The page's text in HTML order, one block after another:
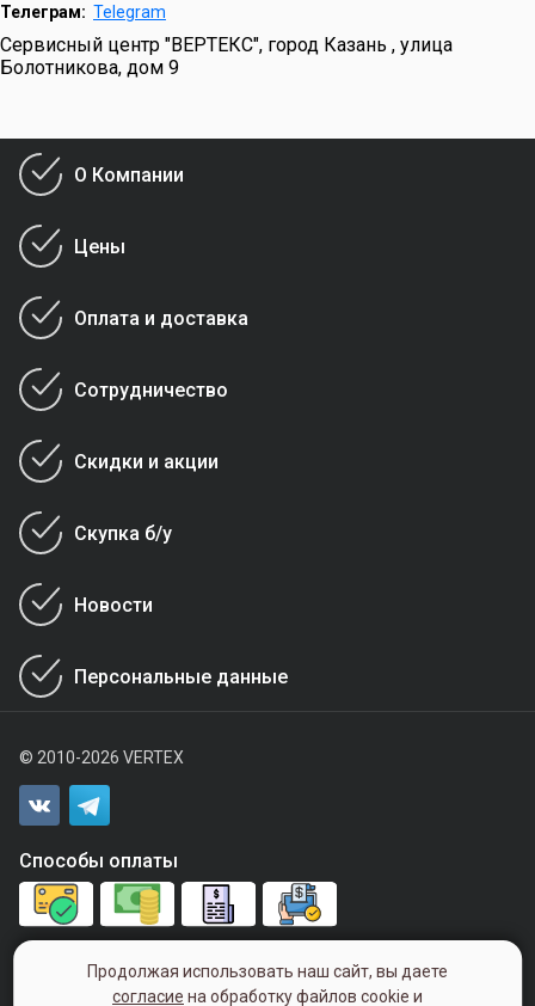
Телеграм: Telegram
Сервисный центр "ВЕРТЕКС", город Казань , улица
Болотникова, дом 9
О Компании
Цены
Оплата и доставка
Сотрудничество
Скидки и акции
Скупка б/у
Новости
Персональные данные
© 2010-2026 VERTEX
Способы оплаты
+7 (843) 240-00-40
Понедельник - пятница с 9:00 - 18:00
Продолжая использовать наш сайт, вы даете
согласие на обработку файлов cookie и